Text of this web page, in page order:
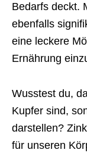
Bedarfs deckt.
ebenfalls
eine leckere
Ernährung
Wusstest du,
Kupfer sind,
darstellen?
für unseren